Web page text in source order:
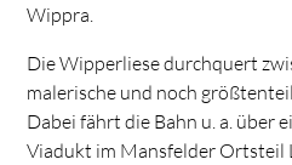
Wippra.
Die Wipperliese durchquert
malerische und noch
Dabei fährt die Bahn u. a. über
Viadukt im Mansfelder Ortsteil